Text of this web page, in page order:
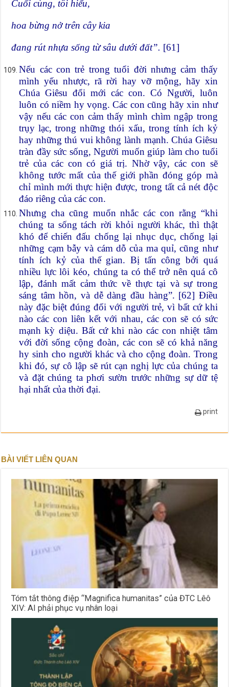
Cuối cùng, tôi hiểu,
hoa bừng nở trên cây kia
đang rút nhựa sống từ sâu dưới đất”. [61]
Nếu các con trẻ trong tuổi đời nhưng cảm thấy
mình yếu nhược, rã rời hay vỡ mộng, hãy xin
Chúa Giêsu đổi mới các con. Có Người, luôn
luôn có niềm hy vọng. Các con cũng hãy xin như
vậy nếu các con cảm thấy mình chìm ngập trong
trụy lạc, trong những thói xấu, trong tính ích kỷ
hay những thú vui không lành mạnh. Chúa Giêsu
tràn đầy sức sống, Người muốn giúp làm cho tuổi
trẻ của các con có giá trị. Nhờ vậy, các con sẽ
không tước mất của thế giới phần đóng góp mà
chỉ mình mới thực hiện được, trong tất cả nét độc
đáo riêng của các con.
Nhưng cha cũng muốn nhắc các con rằng “khi
chúng ta sống tách rời khỏi người khác, thì thật
khó để chiến đấu chống lại nhục dục, chống lại
những cạm bẫy và cám dỗ của ma quỉ, cũng như
tính ích kỷ của thế gian. Bị tấn công bởi quá
nhiều lực lôi kéo, chúng ta có thể trở nên quá cô
lập, đánh mất cảm thức về thực tại và sự trong
sáng tâm hồn, và dễ dàng đầu hàng”. [62] Điều
này đặc biệt đúng đối với người trẻ, vì bất cứ khi
nào các con liên kết với nhau, các con sẽ có sức
mạnh kỳ diệu. Bất cứ khi nào các con nhiệt tâm
với đời sống cộng đoàn, các con sẽ có khả năng
hy sinh cho người khác và cho cộng đoàn. Trong
khi đó, sự cô lập sẽ rút cạn nghị lực của chúng ta
và đặt chúng ta phơi sườn trước những sự dữ tệ
hại nhất của thời đại.
print
BÀI VIẾT LIÊN QUAN
Tóm tắt thông điệp “Magnifica humanitas” của ĐTC Lêô
XIV: AI phải phục vụ nhân loại